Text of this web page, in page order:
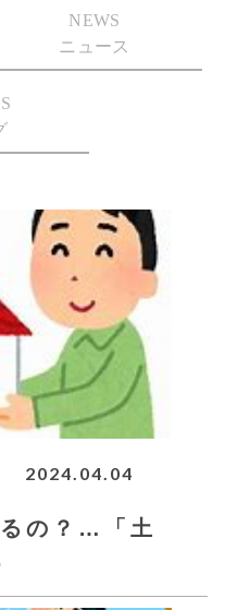
NEWS
ニュース
2024.04.04
の？…「土